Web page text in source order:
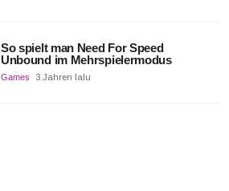
So spielt man Need For Speed
Unbound im Mehrspielermodus
Games 3 Jahren lalu